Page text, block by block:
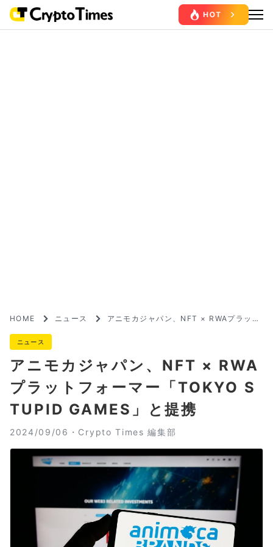
HOME ニュース
アニモカジャパン、NFT × RWAプラット
ニュース
アニモカジャパン、NFT × RWA
プラットフォーマー「TOKYO S
TUPID GAMES」と提携
2024/09/06・ Crypto Times 編集部